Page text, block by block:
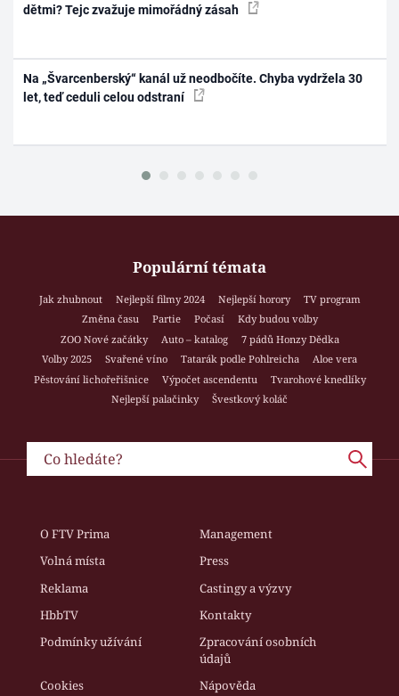
dětmi? Tejc zvažuje mimořádný zásah
Na „Švarcenberský“ kanál už neodbočíte. Chyba vydržela 30
let, teď ceduli celou odstraní
Populární témata
Jak zhubnout Nejlepší filmy 2024 Nejlepší horory
TV program
Změna času
Partie Počasí
Kdy budou volby
ZOO Nové začátky
Auto – katalog
7 pádů Honzy Dědka
Volby 2025
Svařené víno Tatarák podle Pohlreicha
Aloe vera
Pěstování lichořeřišnice
Výpočet ascendentu
Tvarohové knedlíky
Nejlepší palačinky
Švestkový koláč
O FTV Prima
Management
Volná místa
Press
Reklama
Castingy a výzvy
HbbTV
Kontakty
Podmínky užívání
Zpracování osobních
údajů
Cookies
Nápověda